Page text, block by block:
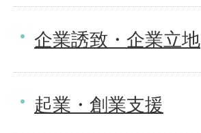
企業誘致・企業立地
起業・創業支援